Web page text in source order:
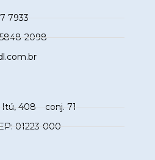
7933
2098
408 – conj. 71
01223-000